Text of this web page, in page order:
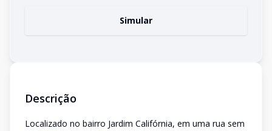
Simular
Descrição
Localizado no bairro Jardim Califórnia, em uma rua sem